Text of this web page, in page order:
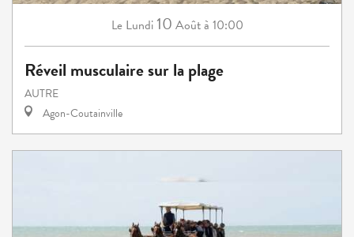
Le Lundi 10 Aoûtà 10:00
Réveil musculaire sur la plage
AUTRE
Agon-Coutainville